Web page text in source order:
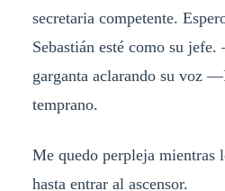
secretaria competente.
Sebastián esté como su
garganta aclarando su voz
temprano.
Me quedo perpleja mientras
hasta entrar al ascensor.